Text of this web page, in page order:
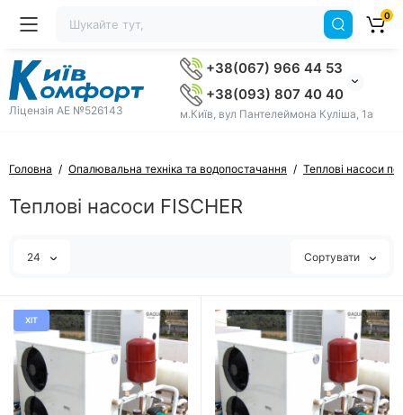
Ліцензія AE №526143
+38(067) 966 44 53
+38(093) 807 40 40
м.Київ, вул Пантелеймона Куліша, 1а
0
Головна Опалювальна техніка та водопостачання Теплові насоси
Теплові насоси FISCHER
24 Сортувати
ХІТ